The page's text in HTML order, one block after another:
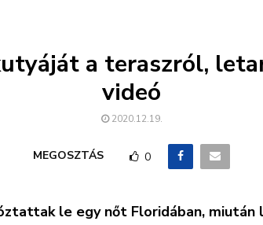
a teraszról,
videó
2020.12.19.
MEGOSZTÁS 0
le egy nőt Floridában, miután